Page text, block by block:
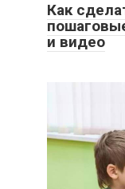
Как
и видео